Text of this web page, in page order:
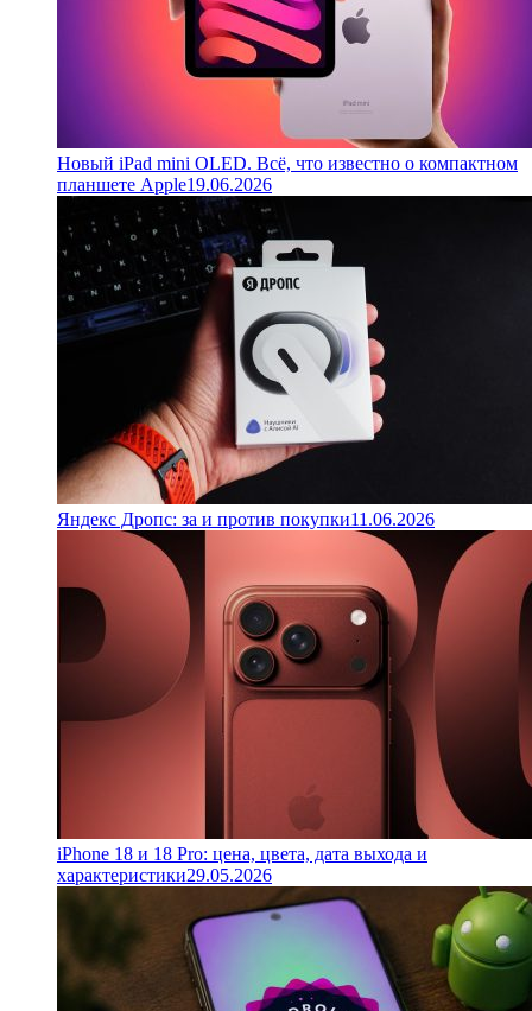
Новый iPad mini OLED. Всё, что известно о компактном
планшете Apple19.06.2026
Яндекс Дропс: за и против покупки11.06.2026
iPhone 18 и 18 Pro: цена, цвета, дата выхода и
характеристики29.05.2026